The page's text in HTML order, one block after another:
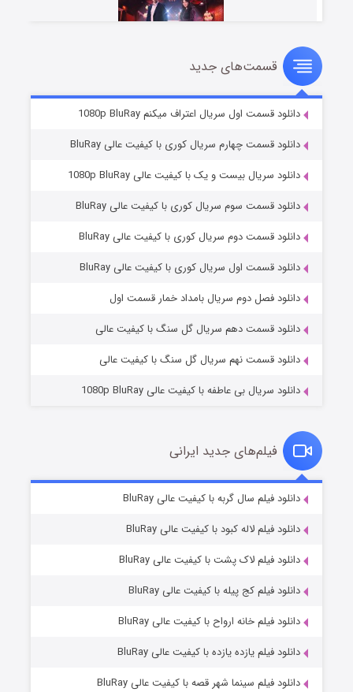
سریال زشت
قسمت2 (زیرنویس) منتشر شد
مردگان متحرک: شهر مرده ۳
قسمت2 (زیرنویس) منتشر شد
قسمت7 (زیرنویس) منتشر شد
قسمت‌های جدید
دانلود قسمت اول سریال اعتراف میکنم 1080p BluRay
دانلود قسمت چهارم سریال کوری با کیفیت عالی BluRay
دانلود سریال بیست و یک با کیفیت عالی 1080p BluRay
دانلود قسمت سوم سریال کوری با کیفیت عالی BluRay
دانلود قسمت دوم سریال کوری با کیفیت عالی BluRay
دانلود قسمت اول سریال کوری با کیفیت عالی BluRay
دانلود فصل دوم سریال بامداد خمار قسمت اول
دانلود قسمت دهم سریال گل سنگ با کیفیت عالی
دانلود قسمت نهم سریال گل سنگ با کیفیت عالی
دانلود سریال بی عاطفه با کیفیت عالی 1080p BluRay
فیلم‌های جدید ایرانی
دانلود فیلم سال گربه با کیفیت عالی BluRay
دانلود فیلم لاله کبود با کیفیت عالی BluRay
دانلود فیلم لاک پشت با کیفیت عالی BluRay
دانلود فیلم کج‌ پیله با کیفیت عالی BluRay
دانلود فیلم خانه ارواح با کیفیت عالی BluRay
دانلود فیلم یازده یازده با کیفیت عالی BluRay
دانلود فیلم سینما شهر قصه با کیفیت عالی BluRay